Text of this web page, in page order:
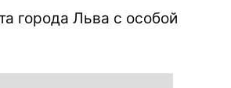
города Льва с особой